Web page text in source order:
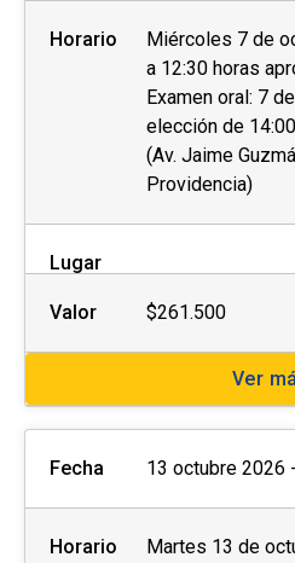
Horario
Miércoles 7 de
a 12:30 horas
Examen oral: 7
elección de
(Av. Jaime
Providencia)
Lugar
Valor $261.500
Ver
Fecha 13 octubre 2026
Horario
Martes 13 de